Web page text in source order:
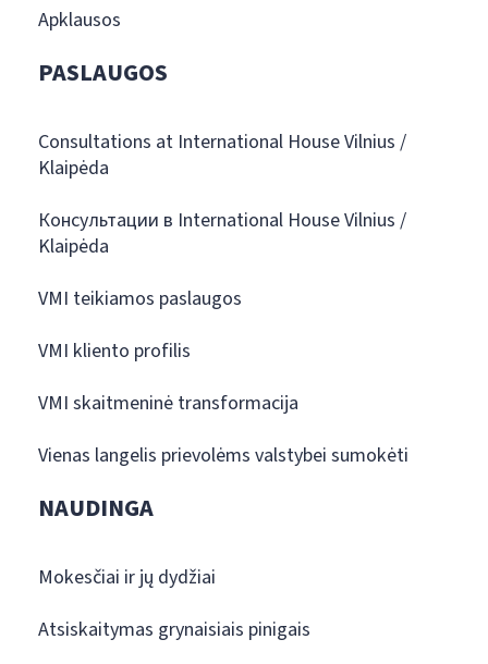
Apklausos
PASLAUGOS
Consultations at International House Vilnius /
Klaipėda
Консультации в International House Vilnius /
Klaipėda
VMI teikiamos paslaugos
VMI kliento profilis
VMI skaitmeninė transformacija
Vienas langelis prievolėms valstybei sumokėti
NAUDINGA
Mokesčiai ir jų dydžiai
Atsiskaitymas grynaisiais pinigais